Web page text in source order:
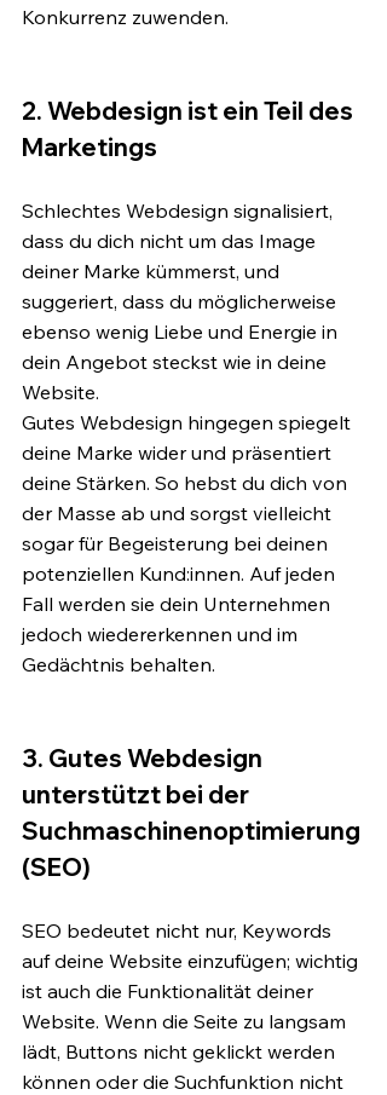
Konkurrenz zuwenden.
2. Webdesign ist ein Teil des
Marketings
Schlechtes Webdesign signalisiert,
dass du dich nicht um das Image
deiner Marke kümmerst, und
suggeriert, dass du möglicherweise
ebenso wenig Liebe und Energie in
dein Angebot steckst wie in deine
Website.
Gutes Webdesign hingegen spiegelt
deine Marke wider und präsentiert
deine Stärken. So hebst du dich von
der Masse ab und sorgst vielleicht
sogar für Begeisterung bei deinen
potenziellen Kund:innen. Auf jeden
Fall werden sie dein Unternehmen
jedoch wiedererkennen und im
Gedächtnis behalten.
3. Gutes Webdesign
unterstützt bei der
Suchmaschinenoptimierung
(SEO)
SEO bedeutet nicht nur, Keywords
auf deine Website einzufügen; wichtig
ist auch die Funktionalität deiner
Website. Wenn die Seite zu langsam
lädt, Buttons nicht geklickt werden
können oder die Suchfunktion nicht